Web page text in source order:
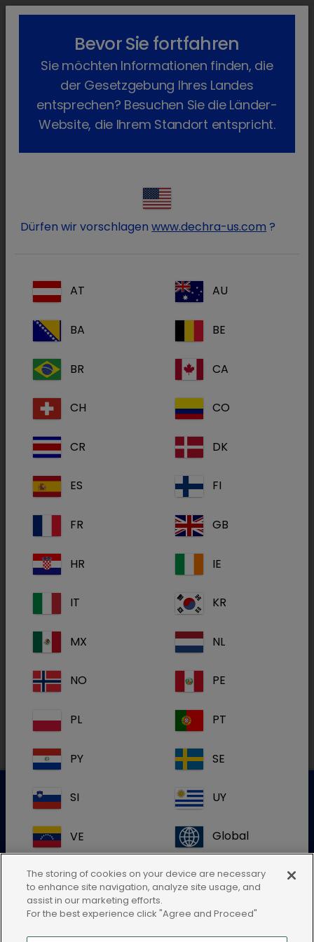
lock_outline search menu
November
Aulendorf wird Dechra
Aulendorf wird Dechra
Ein Unternehmen wandelt sich
WelcheEntwicklung
macht das Unternehmen?
Wie hat sich Dechra
deutschen Tierärztelandschaft etabliert
WelcheZiele
hat das Unternehmen im sich
rasant verändernden Markt der
Tiermedizin
Die Dechra Deutschland Story - hier im
Unternehmensportrait.
Die Dechra Deutschland Story
Kundenservice für Tierarztpraxen
Kontaktieren Sie unseren Kundenservice.
Zum Kontaktformular
Tel.:+49 7525 / 2050
Bevor Sie fortfahren
Sie möchten Informationen finden, die
der Gesetzgebung Ihres Landes
entsprechen? Besuchen Sie die Länder-
Website, die Ihrem Standort entspricht.
Dürfen wir vorschlagenwww.dechra-us.com ?
AT AU
BA BE
BR CA
CH CO
CR DK
ES FI
FR GB
HR IE
IT KR
MX NL
NO PE
PL PT
PY SE
SI UY
VE Global
The storing of cookies on your device are necessary
to enhance site navigation, analyze site usage, and
assist in our marketing efforts.
For the best experience click "Agree and Proceed"